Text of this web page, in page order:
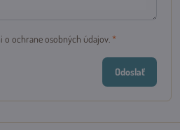
o ochrane osobných údajov. *
Odoslať